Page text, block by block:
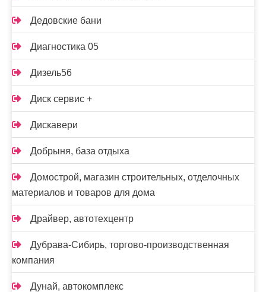
Дедовские бани
Диагностика 05
Дизель56
Диск сервис +
Дискавери
Добрыня, база отдыха
Домострой, магазин строительных, отделочных
материалов и товаров для дома
Драйвер, автотехцентр
Дубрава-Сибирь, торгово-производственная
компания
Дунай, автокомплекс